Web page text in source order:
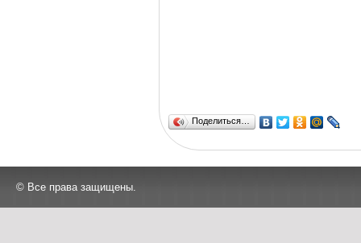
Поделиться…
© Все права защищены.